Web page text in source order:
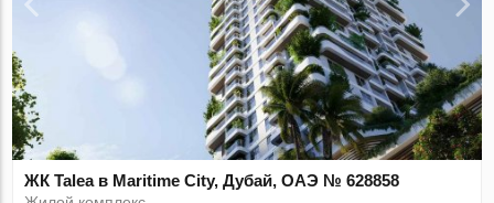
ЖК Talea в Maritime City, Дубай, ОАЭ № 628858